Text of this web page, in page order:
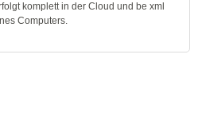
komplett in der Cloud und be xml
Computers.